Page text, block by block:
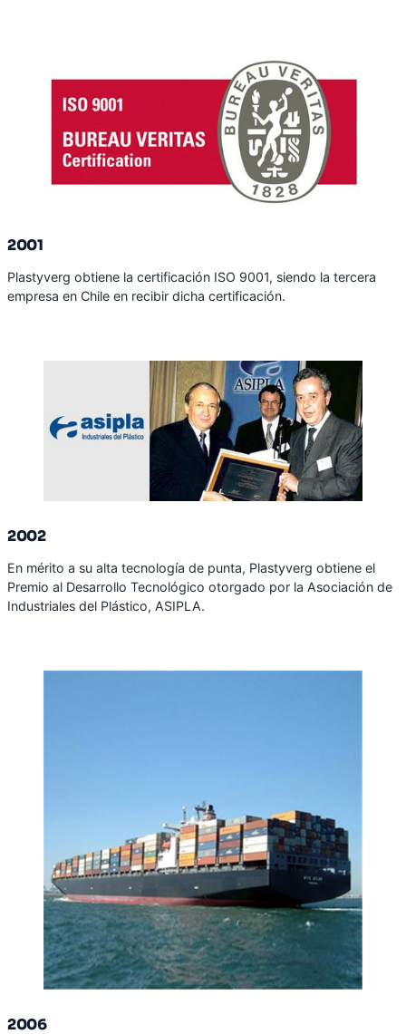
2001
Plastyverg obtiene la certificación ISO 9001, siendo la tercera
empresa en Chile en recibir dicha certificación.
2002
En mérito a su alta tecnología de punta, Plastyverg obtiene el
Premio al Desarrollo Tecnológico otorgado por la Asociación de
Industriales del Plástico, ASIPLA.
2006